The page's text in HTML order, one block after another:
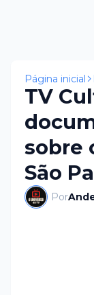
Página inicial
TV
sobre
São
Por